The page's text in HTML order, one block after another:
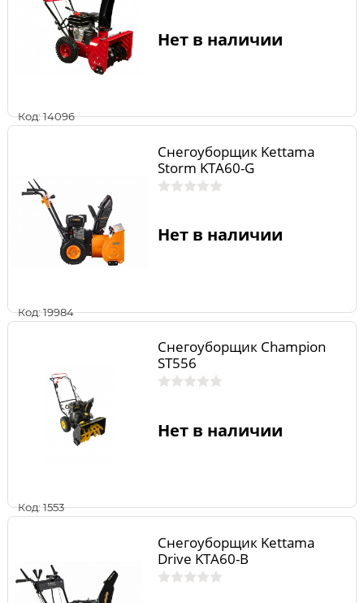
Код: 14096
Нет в наличии
Код: 19984
Снегоуборщик Kettama
Storm KTA60-G
Нет в наличии
Код: 1553
Снегоуборщик Champion
ST556
Нет в наличии
Снегоуборщик Kettama
Drive KTA60-B